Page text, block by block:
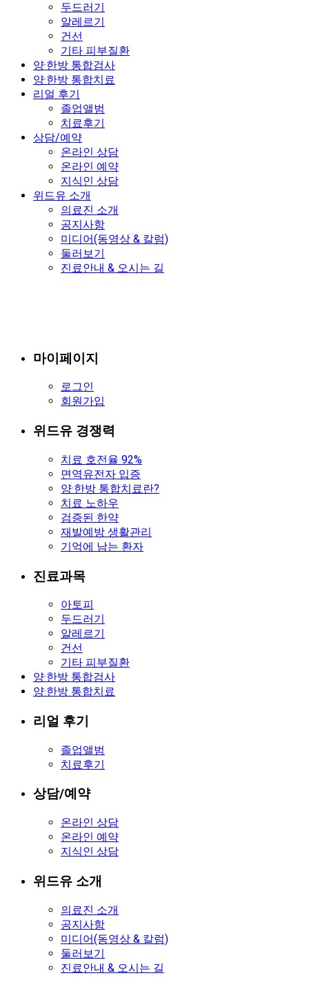
두드러기
알레르기
건선
기타 피부질환
양·한방 통합검사
양·한방 통합치료
리얼 후기
졸업앨범
치료후기
상담/예약
온라인 상담
온라인 예약
지식인 상담
위드유 소개
의료진 소개
공지사항
미디어(동영상 & 칼럼)
둘러보기
진료안내 & 오시는 길
마이페이지
로그인
회원가입
위드유 경쟁력
치료 호전율 92%
면역유전자 입증
양·한방 통합치료란?
치료 노하우
검증된 한약
재발예방 생활관리
기억에 남는 환자
진료과목
아토피
두드러기
알레르기
건선
기타 피부질환
양·한방 통합검사
양·한방 통합치료
리얼 후기
졸업앨범
치료후기
상담/예약
온라인 상담
온라인 예약
지식인 상담
위드유 소개
의료진 소개
공지사항
미디어(동영상 & 칼럼)
둘러보기
진료안내 & 오시는 길